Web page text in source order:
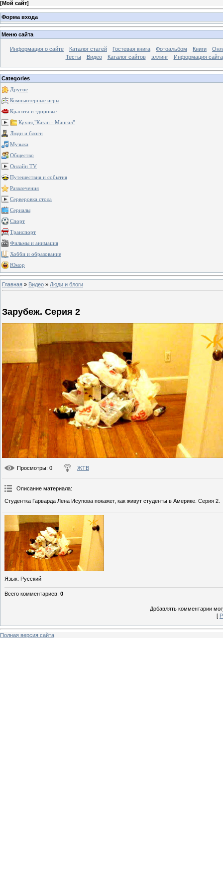
[Мой сайт]
Форма входа
Меню сайта
Информация о сайте Каталог статей Гостевая книга Фотоальбом Книги
Тесты
Видео Каталог сайтов эллинг Информация сайта
Categories
Другое
Компьютерные игры
Красота и здоровье
Кухня,"Казан - Мангал"
Люди и блоги
Музыка
Общество
Онлайн TV
Путешествия и события
Развлечения
Серверовка стола
Сериалы
Спорт
Транспорт
Фильмы и анимация
Хобби и образование
Юмор
Главная » Видео » Люди и блоги
Зарубеж. Серия 2
Просмотры: 0 ЖТВ
Описание материала:
Студентка Гарварда Лена Исупова покажет, как живут студенты в Америке. Серия 2.
Язык: Русский
Всего комментариев: 0
Добавлять комментарии
[
Полная версия сайта